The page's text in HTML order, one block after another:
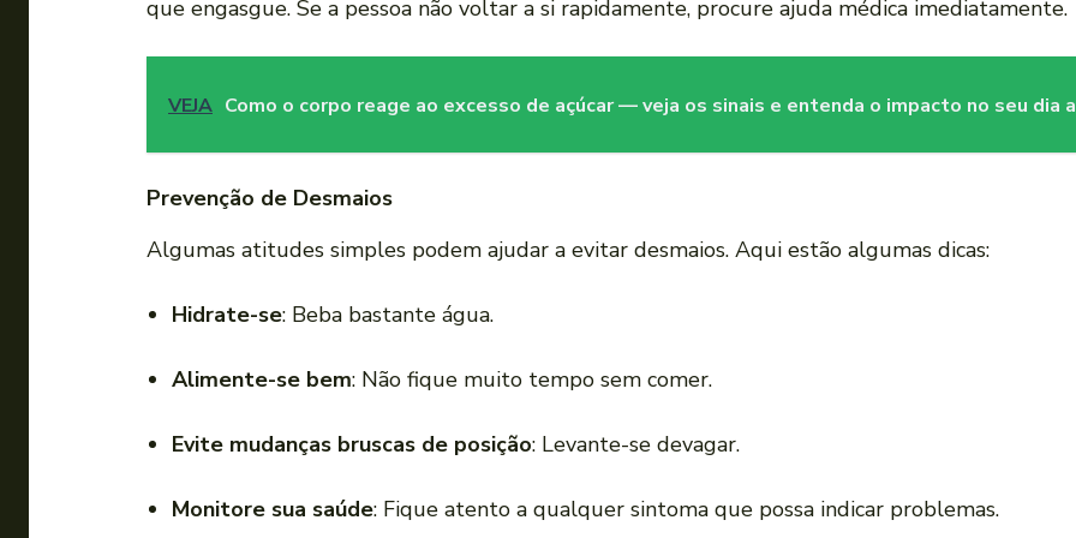
que engasgue. Se a pessoa não voltar a si rapidamente, procure ajuda médica imediatamente.
VEJA Como o corpo reage ao excesso de açúcar — veja os sinais e entenda o impacto no seu dia
Prevenção de Desmaios
Algumas atitudes simples podem ajudar a evitar desmaios. Aqui estão algumas dicas:
Hidrate-se: Beba bastante água.
Alimente-se bem: Não fique muito tempo sem comer.
Evite mudanças bruscas de posição: Levante-se devagar.
Monitore sua saúde: Fique atento a qualquer sintoma que possa indicar problemas.